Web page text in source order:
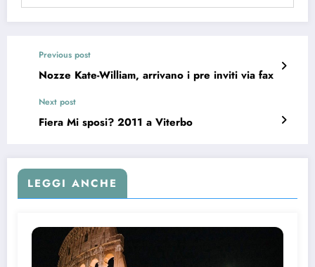
Previous post
Nozze Kate-William, arrivano i pre inviti via fax
Next post
Fiera Mi sposi? 2011 a Viterbo
LEGGI ANCHE